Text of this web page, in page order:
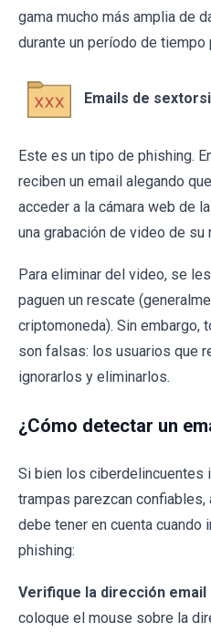
gama mucho más amplia de
durante un período de tiempo
Emails de
Este es un tipo de phishing.
reciben un email alegando
acceder a la cámara web de
una grabación de video de su
Para eliminar del video, se
paguen un rescate
criptomoneda). Sin embargo,
son falsas: los usuarios que
ignorarlos y eliminarlos.
¿Cómo detectar un
Si bien los ciberdelincuentes
trampas parezcan confiables,
debe tener en cuenta cuando
phishing:
Verifique la dirección
coloque el mouse sobre la